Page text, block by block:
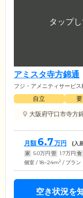
アミスタ寺方錦通
フジ・アメニティサービス
自立
大阪府守口市寺方
月額 6.7万円 (入
家 5.0万円 管 1.7万円 食
個室 / 18~24m2 / プラン
空き状況を